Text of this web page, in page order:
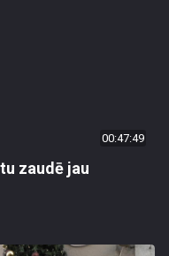
00:47:49
zaudē jau